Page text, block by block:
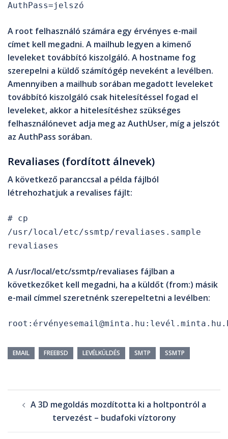
AuthPass=jelszó
A root felhasználó számára egy érvényes e-mail
címet kell megadni. A mailhub legyen a kimenő
leveleket továbbító kiszolgáló. A hostname fog
szerepelni a küldő számítógép neveként a levélben.
Amennyiben a mailhub sorában megadott leveleket
továbbító kiszolgáló csak hitelesítéssel fogad el
leveleket, akkor a hitelesítéshez szükséges
felhasználónevet adja meg az AuthUser, míg a jelszót
az AuthPass sorában.
Revaliases (fordított álnevek)
A következő paranccsal a példa fájlból
létrehozhatjuk a revalises fájlt:
# cp
/usr/local/etc/ssmtp/revaliases.sample
revaliases
A/usr/local/etc/ssmtp/revaliases fájlban a
következőket kell megadni, ha a küldőt (from:) másik
e-mail címmel szeretnénk szerepeltetni a levélben:
EMAIL FREEBSD LEVÉLKÜLDÉS SMTP SSMTP
A 3D megoldás mozdította ki a holtpontról a
tervezést – budafoki víztorony